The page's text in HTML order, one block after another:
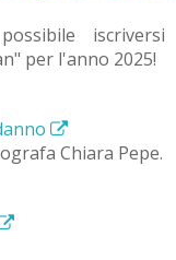
iscriversi
per l'anno 2025!
Chiara Pepe.